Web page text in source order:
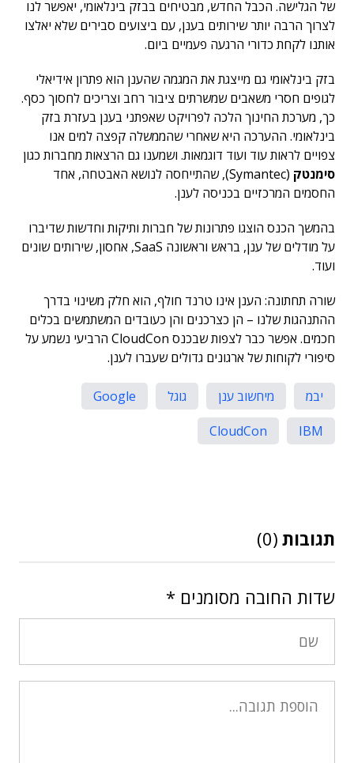
של הגלישה. הכבל החדש, מבטיחים בבזק בינלאומי, יאפשר לנו
לצרוך הרבה יותר שירותים בענן, עם ביצועים סבירים שלא יאלצו
אותנו לקחת כדורי הרגעה פעמיים ביום.
בזק בינלאומי גם מייצגת את המגמה שהענן הוא פתרון אידיאלי
לגופים חסרי משאבים שמשרתים ציבור רחב וצריכים לחסוך כסף.
כך, מערכת החינוך הלכה לפרויקט שאפתני בענן בעזרת בזק
בינלאומי. ההערכה היא שאחרי שהממשלה קפצה למים אנו
צפויים לראות עוד ועוד דוגמאות. ושמענו גם הרצאות מחברות כגון
סימנטק
(Symantec), שהתייחסה לנושא האבטחה, אחד
החסמים המרכזיים בכניסה לענן.
בהמשך הכנס הוצגו פתרונות של חברות ותיקות וחדשות שדיברו
על מודלים של ענן, בראש וראשונה SaaS, אחסון, שירותים שונים
ועוד.
שורה תחתונה: הענן אינו טרנד חולף, הוא חלק משינוי בדרך
ההתנהגות שלנו – הן כצרכנים והן כעובדים המשתמשים בכלים
חכמים. אפשר כבר לצפות שבכנס CloudCon הרביעי נשמע על
סיפורי לקוחות של ארגונים גדולים שעברו לענן.
יבמ מיחשוב ענן גוגל
Google
IBM
CloudCon
תגובות (0)
שדות החובה מסומנים *